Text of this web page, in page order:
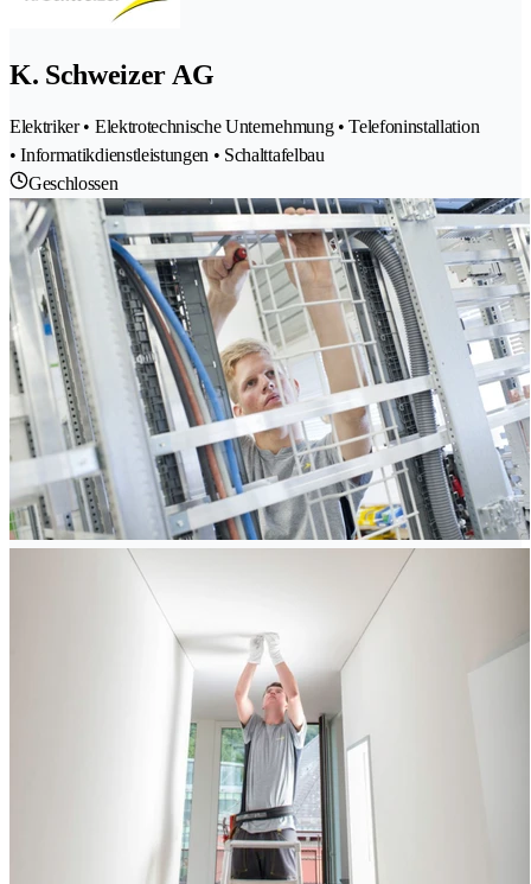
K. Schweizer AG
Elektriker • Elektrotechnische Unternehmung • Telefoninstallation
• Informatikdienstleistungen • Schalttafelbau
Geschlossen